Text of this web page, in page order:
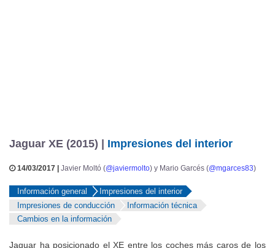
Jaguar XE (2015) | Impresiones del interior
14/03/2017 | Javier Moltó (@javiermolto) y Mario Garcés (@mgarces83)
Información general
Impresiones del interior
Impresiones de conducción
Información técnica
Cambios en la información
Jaguar ha posicionado el XE entre los coches más caros de los